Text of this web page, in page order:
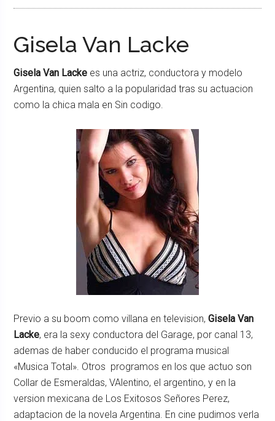
Gisela Van Lacke
Gisela Van Lacke es una actriz, conductora y modelo
Argentina, quien salto a la popularidad tras su actuacion
como la chica mala en Sin codigo.
Previo a su boom como villana en television,Gisela Van
Lacke, era la sexy conductora del Garage, por canal 13,
ademas de haber conducido el programa musical
«Musica Total». Otros programos en los que actuo son
Collar de Esmeraldas, VAlentino, el argentino, y en la
version mexicana de Los Exitosos Señores Perez,
adaptacion de la novela Argentina. En cine pudimos verla